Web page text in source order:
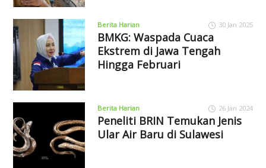
Berita Harian 30 Jan 2025
BMKG: Waspada Cuaca
Ekstrem di Jawa Tengah
Hingga Februari
Berita Harian 26 Jan 2024
Peneliti BRIN Temukan Jenis
Ular Air Baru di Sulawesi